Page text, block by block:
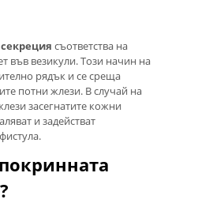
съответства на
във везикули. Този начин на
рядък и се среща
потни жлези. В случай на
засегнатите кожни
и задействат